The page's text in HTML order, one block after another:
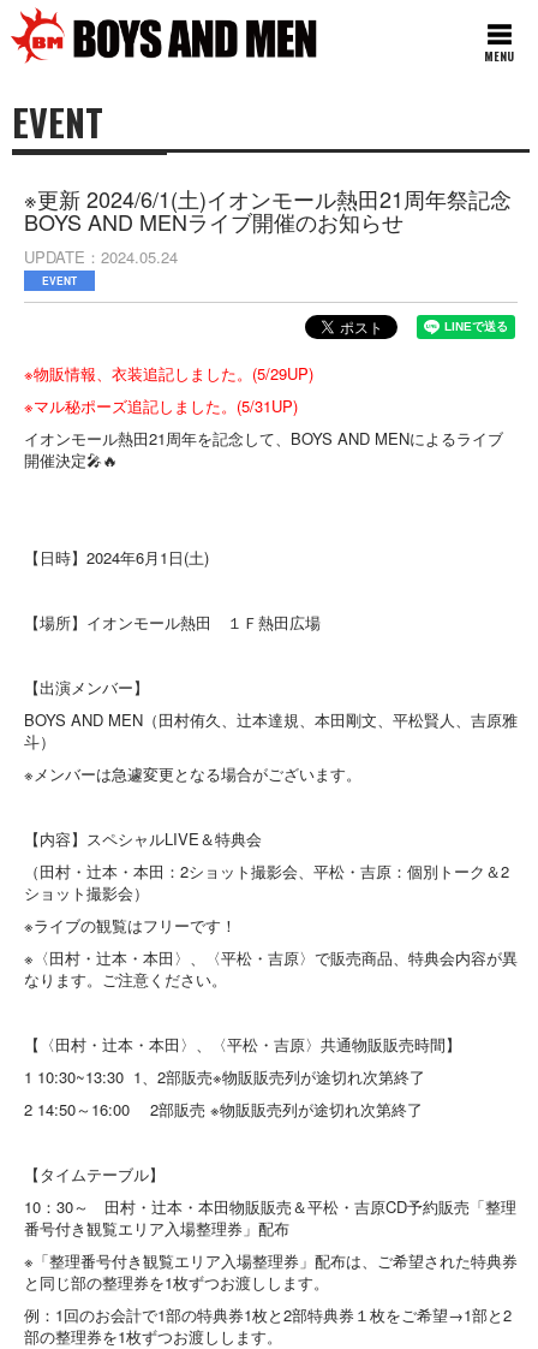
MENU
EVENT
※更新 2024/6/1(土)イオンモール熱田21周年祭記念
BOYS AND MENライブ開催のお知らせ
UPDATE 2024.05.24
EVENT
※物販情報、衣装追記しました。(5/29UP)
※マル秘ポーズ追記しました。(5/31UP)
イオンモール熱田21周年を記念して、BOYS AND MENによるライブ
開催決定🎤🔥
【日時】2024年6月1日(土)
【場所】イオンモール熱田 １Ｆ熱田広場
【出演メンバー】
BOYS AND MEN（田村侑久、辻本達規、本田剛文、平松賢人、吉原雅
斗）
※メンバーは急遽変更となる場合がございます。
【内容】スペシャルLIVE＆特典会
（田村・辻本・本田：2ショット撮影会、平松・吉原：個別トーク＆2
ショット撮影会）
※ライブの観覧はフリーです！
※〈田村・辻本・本田〉、〈平松・吉原〉で販売商品、特典会内容が異
なります。ご注意ください。
【〈田村・辻本・本田〉、〈平松・吉原〉共通物販販売時間】
1 10:30~13:30 1、2部販売※物販販売列が途切れ次第終了
2 14:50～16:00 2部販売 ※物販販売列が途切れ次第終了
【タイムテーブル】
10：30～ 田村・辻本・本田物販販売＆平松・吉原CD予約販売「整理
番号付き観覧エリア入場整理券」配布
※「整理番号付き観覧エリア入場整理券」配布は、ご希望された特典券
と同じ部の整理券を1枚ずつお渡しします。
例：1回のお会計で1部の特典券1枚と2部特典券１枚をご希望→1部と2
部の整理券を1枚ずつお渡しします。